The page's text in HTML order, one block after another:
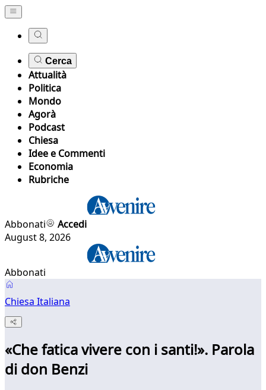
Cerca
Attualità
Politica
Mondo
Agorà
Podcast
Chiesa
Idee e Commenti
Economia
Rubriche
Abbonati
Accedi
August 8, 2026
Abbonati
Chiesa Italiana
«Che fatica vivere con i santi!». Parola
di don Benzi